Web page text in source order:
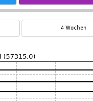
4 Wochen